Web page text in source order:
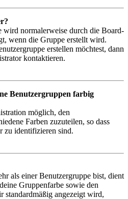
wird normalerweise durch die Board-
wenn die Gruppe erstellt wird.
erstellen möchtest, dann
kontaktieren.
Benutzergruppen farbig
möglich, den
Farben zuzuteilen, so dass
zu identifizieren sind.
als einer Benutzergruppe bist, dient
Gruppenfarbe sowie den
standardmäßig angezeigt wird,